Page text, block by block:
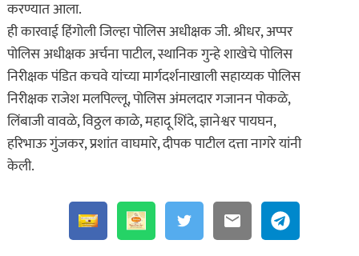
करण्यात आला.
ही कारवाई हिंगोली जिल्हा पोलिस अधीक्षक जी. श्रीधर, अप्पर
पोलिस अधीक्षक अर्चना पाटील, स्थानिक गुन्हे शाखेचे पोलिस
निरीक्षक पंडित कचवे यांच्या मार्गदर्शनाखाली सहाय्यक पोलिस
निरीक्षक राजेश मलपिल्लू, पोलिस अंमलदार गजानन पोकळे,
लिंबाजी वावळे, विठ्ठल काळे, महादू शिंदे, ज्ञानेश्वर पायघन,
हरिभाऊ गुंजकर, प्रशांत वाघमारे, दीपक पाटील दत्ता नागरे यांनी
केली.